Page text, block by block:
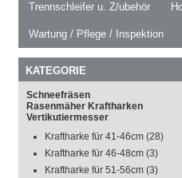
Trennschleifer u. Z/ubehör
Wartung / Pflege / Inspektion
KATEGORIE
Schneefräsen
Rasenmäher Kraftharken
Vertikutiermesser
Kraftharke für 41-46cm (28)
Kraftharke für 46-48cm (3)
Kraftharke für 51-56cm (3)